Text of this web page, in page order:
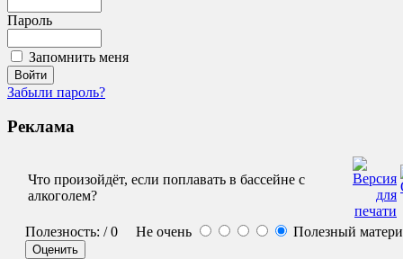
Пароль
Запомнить меня
Забыли пароль?
Реклама
Что произойдёт, если поплавать в бассейне с
алкоголем?
Полезность: / 0 Не очень Полезный